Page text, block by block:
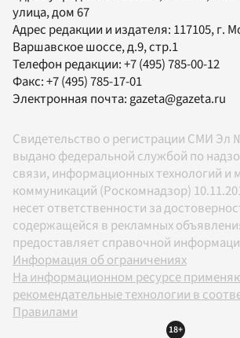
улица, дом 67
Адрес редакции и издателя: 117105, г.
Варшавское шоссе, д.9, стр.1
Телефон редакции:+7 (495) 785-00-12
Факс:+7 (495) 785-17-01
Электронная почта:gazeta@gazeta.ru
Свидетельство о регистрации СМИ Эл
выдано федеральной службой по
связи, информационных технологий и
коммуникаций (Роскомнадзор)
несет ответственности за
содержащейся в рекламных
предоставляет справочной
Информация об ограничениях
На информационном ресурсе
рекомендательные технологии в
Правилами
18+